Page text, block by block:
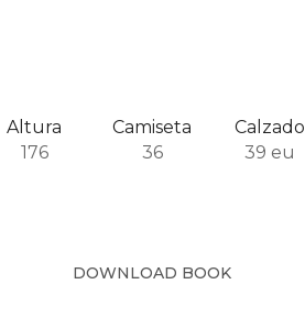
Altura
176
Camiseta
36
Calzado
39 eu
DOWNLOAD BOOK